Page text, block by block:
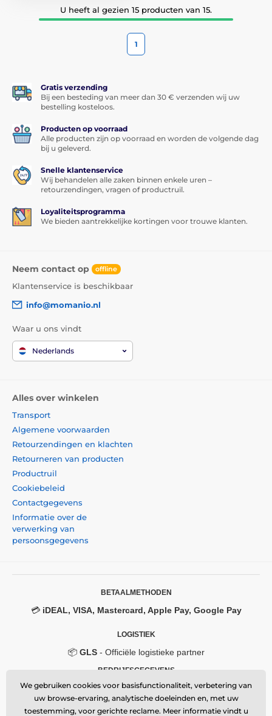
U heeft al gezien 15 producten van 15.
1
Gratis verzending
Bij een besteding van meer dan 30 € verzenden wij uw
bestelling kosteloos.
Producten op voorraad
Alle producten zijn op voorraad en worden de volgende dag
bij u geleverd.
Snelle klantenservice
Wij behandelen alle zaken binnen enkele uren –
retourzendingen, vragen of productruil.
Loyaliteitsprogramma
We bieden aantrekkelijke kortingen voor trouwe klanten.
Neem contact op offline
Klantenservice is beschikbaar
info@momanio.nl
Waar u ons vindt
Nederlands
Alles over winkelen
Transport
Algemene voorwaarden
Retourzendingen en klachten
Retourneren van producten
Productruil
Cookiebeleid
Contactgegevens
Informatie over de
verwerking van
persoonsgegevens
BETAALMETHODEN
💳 iDEAL, VISA, Mastercard, Apple Pay, Google Pay
LOGISTIEK
📦 GLS- Officiële logistieke partner
BEDRIJFSGEGEVENS
Momanio s.r.o.
Okružní 361/14, 747 18, Píšť, Czech Republic
VAT: CZ09604707
We gebruiken cookies voor basisfunctionaliteit, verbetering van
uw browse-ervaring, analytische doeleinden en, met uw
toestemming, voor gerichte reclame. Meer informatie vindt u